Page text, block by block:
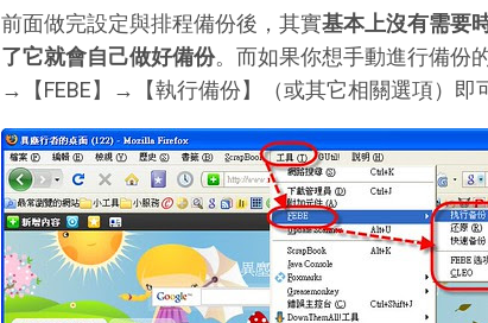
前面做完設定與排程備份後，其實基本上沒有需要
了它就會自己做好備份。而如果你想手動進行備份
→【FEBE】→【執行備份】（或其它相關選項）即